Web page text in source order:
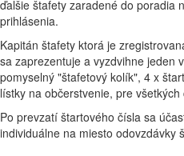
ďalšie štafety zaradené do poradia
prihlásenia.
Kapitán štafety ktorá je
sa zaprezentuje a vyzdvihne jeden
pomyselný "štafetový kolík", 4 x
lístky na občerstvenie, pre všetkých
Po prevzatí štartového čísla sa
individuálne na miesto odovzdávky